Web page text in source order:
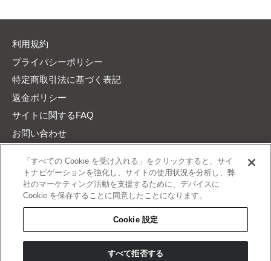
利用規約
プライバシーポリシー
特定商取引法に基づく表記
返金ポリシー
サイトに関するFAQ
お問い合わせ
「すべての Cookie を受け入れる」をクリックすると、サイ
トナビゲーションを強化し、サイトの使用状況を分析し、弊
社のマーケティング活動を支援するために、デバイスに
Cookie を保存することに同意したことになります。
Cookie 設定
すべて拒否する